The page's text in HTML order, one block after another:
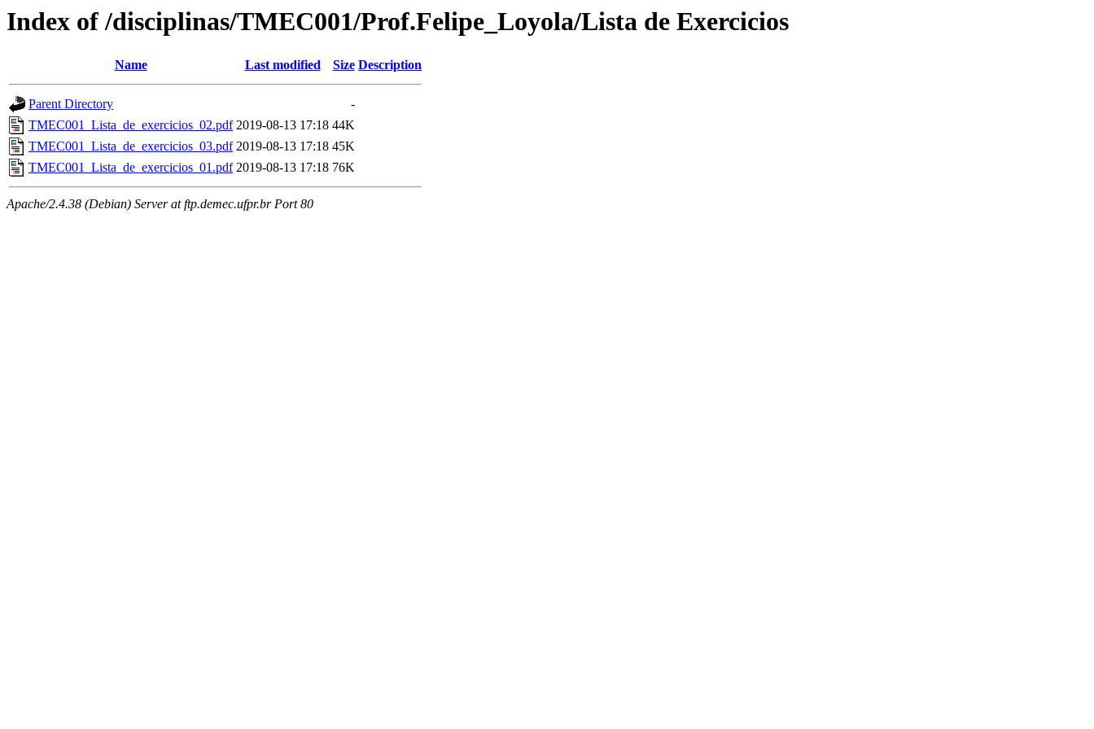
Index of /disciplinas/TMEC001/Prof.Felipe_Loyola/Lista de Exercicios
Name Last modified Size Description
Parent Directory
-
TMEC001_Lista_de_exercicios_02.pdf 2019-08-13 17:18 44K
TMEC001_Lista_de_exercicios_03.pdf 2019-08-13 17:18 45K
TMEC001_Lista_de_exercicios_01.pdf 2019-08-13 17:18 76K
Apache/2.4.38 (Debian) Server at ftp.demec.ufpr.br Port 80